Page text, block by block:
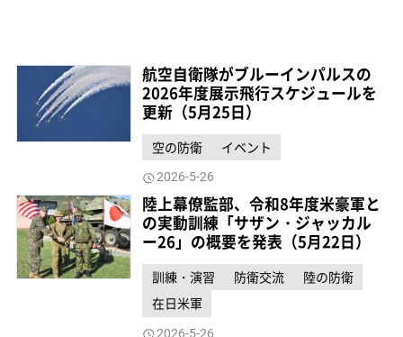
航空自衛隊がブルーインパルスの
2026年度展示飛行スケジュールを
更新（5月25日）
空の防衛 イベント
2026-5-26
陸上幕僚監部、令和8年度米豪軍と
の実動訓練「サザン・ジャッカル
ー26」の概要を発表（5月22日）
訓練・演習 防衛交流
陸の防衛
在日米軍
2026-5-26